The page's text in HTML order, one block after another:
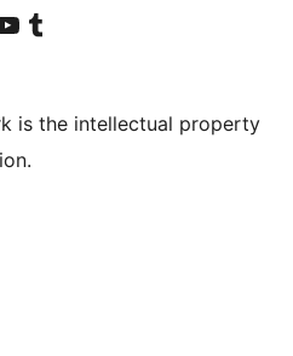
accountaccount
our YouTube channel
Visit our Tumblr account
is the intellectual property